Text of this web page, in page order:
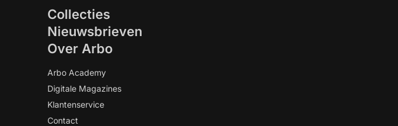
Collecties
Nieuwsbrieven
Over Arbo
Arbo Academy
Digitale Magazines
Klantenservice
Contact